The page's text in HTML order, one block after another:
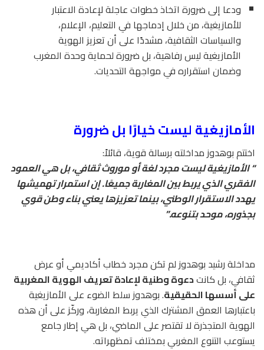
ودعا إلى ضرورة اتخاذ خطوات عاجلة لإعادة الاعتبار
للأمازيغية، من خلال إدماجها في التعليم، الإعلام،
والسياسات الثقافية، مشددًا على أن تعزيز الهوية
الأمازيغية ليس رفاهية، بل ضرورة لحماية وحدة المغرب
وضمان استقراره في مواجهة التحديات.
الأمازيغية ليست خيارًا بل ضرورة
اختتم بوهدوز مداخلته برسالة قوية، قائلاً:
“الأمازيغية ليست مجرد لغة أو موروث ثقافي، بل هي العمود
الفقري الذي يربط بين المغاربة جميعًا. إن استمرار تهميشها
يهدد الاستقرار الوطني، بينما تعزيزها يعني بناء وطن قوي
بجذوره، موحد بتنوعه.”
مداخلة رشيد بوهدوز لم تكن مجرد خطاب أكاديمي أو عرض
ثقافي، بل كانتدعوة وطنية لإعادة تعريف الهوية المغربية
على أسسها الحقيقية. بوهدوز سلط الضوء على الأمازيغية
باعتبارها العمق المشترك الذي يربط المغاربة، وركّز على أن هذه
الهوية المتجذرة لا تقتصر على الماضي، بل هي إطار جامع
يستوعب التنوع المغربي بمختلف تمظهراته.